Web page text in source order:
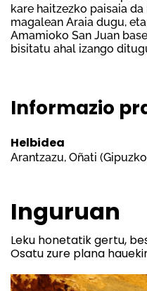
kare haitzezko paisaia
magalean Araia dugu,
Amamioko San Juan
bisitatu ahal izango
Informazio
Helbidea
Arantzazu, Oñati
Inguruan
Leku honetatik gertu,
Osatu zure plana